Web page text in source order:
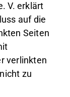
V. erklärt
auf die
Seiten
verlinkten
zu